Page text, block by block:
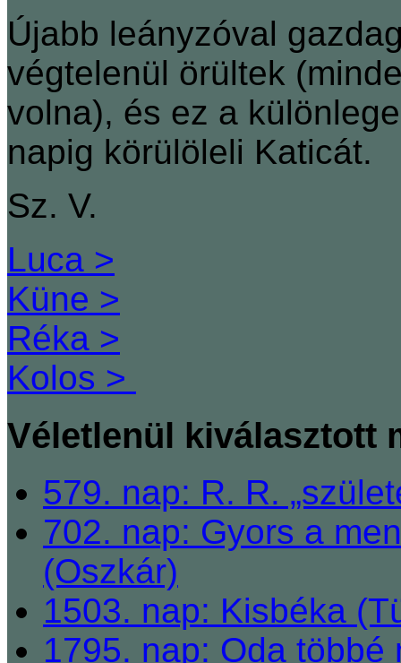
Újabb leányzóval
végtelenül örültek
volna), és ez a
napig körülöleli Katicát.
Sz. V.
Luca >
Küne >
Réka >
Kolos >
Véletlenül kiválasztott
579. nap: R. R.
702. nap: Gyors a
(Oszkár)
1503. nap: Kisbéka
1795. nap: Oda